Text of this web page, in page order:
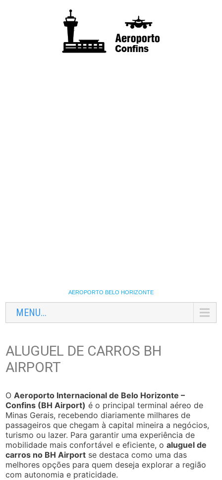
AEROPORTO BELO HORIZONTE
MENU...
ALUGUEL DE CARROS BH
AIRPORT
OAeroporto Internacional de Belo Horizonte –
Confins (BH Airport) é o principal terminal aéreo de
Minas Gerais, recebendo diariamente milhares de
passageiros que chegam à capital mineira a negócios,
turismo ou lazer. Para garantir uma experiência de
mobilidade mais confortável e eficiente, oaluguel de
carros no BH Airport se destaca como uma das
melhores opções para quem deseja explorar a região
com autonomia e praticidade.